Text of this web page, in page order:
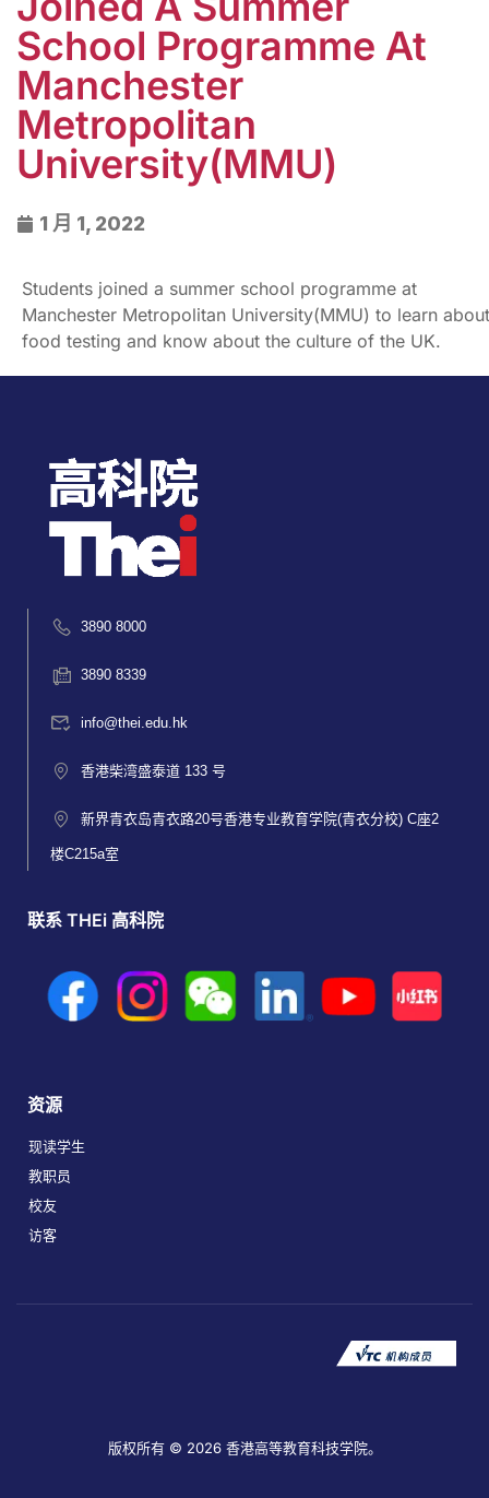
School Programme At
Manchester
Metropolitan
University(MMU)
1 月 1, 2022
Students joined a summer school programme at
Manchester Metropolitan University(MMU) to learn about
food testing and know about the culture of the UK.
3890 8000
3890 8339
info@thei.edu.hk
香港柴湾盛泰道 133 号
新界青衣岛青衣路20号香港专业教育学院(青衣分校) C座2
楼C215a室
联系 THEi 高科院
资源
现读学生
教职员
校友
访客
版权所有 © 2026 香港高等教育科技学院。